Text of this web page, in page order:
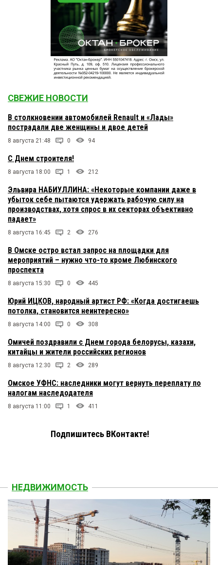
СВЕЖИЕ НОВОСТИ
В столкновении автомобилей Renault и «Лады»
пострадали две женщины и двое детей
8 августа 21:48 0 94
С Днем строителя!
8 августа 18:00 1 212
Эльвира НАБИУЛЛИНА: «Некоторые компании даже в
убыток себе пытаются удержать рабочую силу на
производствах, хотя спрос в их секторах объективно
падает»
8 августа 16:45 2 276
В Омске остро встал запрос на площадки для
мероприятий – нужно что-то кроме Любинского
проспекта
8 августа 15:30 0 445
Юрий ИЦКОВ, народный артист РФ: «Когда достигаешь
потолка, становится неинтересно»
8 августа 14:00 0 308
Омичей поздравили с Днем города белорусы, казахи,
китайцы и жители российских регионов
8 августа 12:30 2 289
Омское УФНС: наследники могут вернуть переплату по
налогам наследодателя
8 августа 11:00 1 411
Подпишитесь ВКонтакте!
НЕДВИЖИМОСТЬ